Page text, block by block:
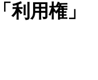
用権」